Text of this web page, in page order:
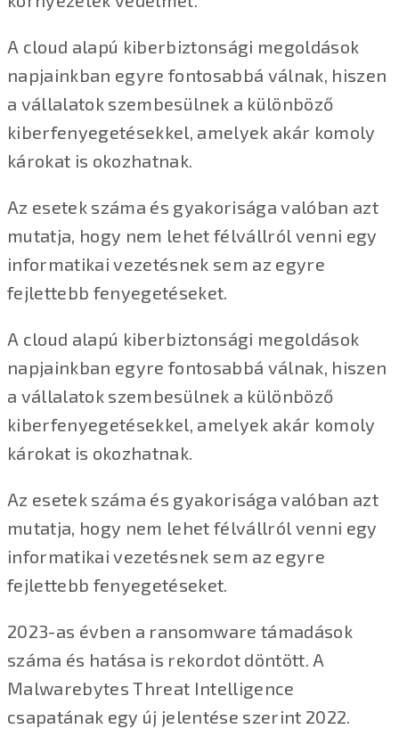
A cloud alapú kiberbiztonsági megoldások
napjainkban egyre fontosabbá válnak, hiszen
a vállalatok szembesülnek a különböző
kiberfenyegetésekkel, amelyek akár komoly
károkat is okozhatnak.
Az esetek száma és gyakorisága valóban azt
mutatja, hogy nem lehet félvállról venni egy
informatikai vezetésnek sem az egyre
fejlettebb fenyegetéseket.
A cloud alapú kiberbiztonsági megoldások
napjainkban egyre fontosabbá válnak, hiszen
a vállalatok szembesülnek a különböző
kiberfenyegetésekkel, amelyek akár komoly
károkat is okozhatnak.
Az esetek száma és gyakorisága valóban azt
mutatja, hogy nem lehet félvállról venni egy
informatikai vezetésnek sem az egyre
fejlettebb fenyegetéseket.
2023-as évben a ransomware támadások
száma és hatása is rekordot döntött. A
Malwarebytes Threat Intelligence
csapatának egy új jelentése szerint 2022.